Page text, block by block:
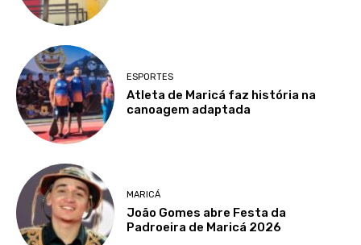
ESPORTES
Atleta de Maricá faz história na
canoagem adaptada
MARICÁ
João Gomes abre Festa da
Padroeira de Maricá 2026